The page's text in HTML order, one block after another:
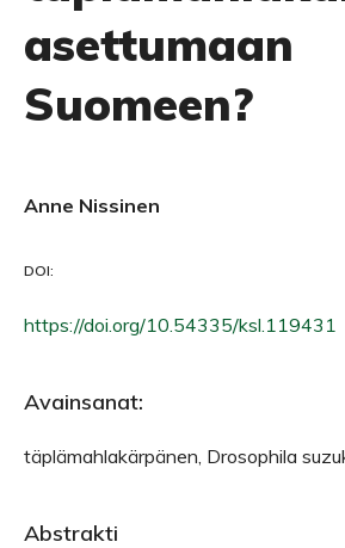
asettumaan
Suomeen?
Anne Nissinen
DOI:
https://doi.org/10.54335/ksl.119431
Avainsanat:
täplämahlakärpänen, Drosophila
Abstrakti